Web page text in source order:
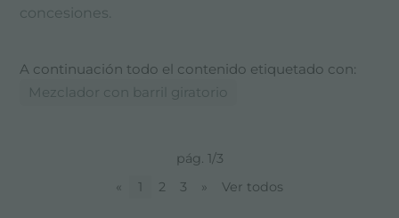
concesiones.
A continuación todo el contenido etiquetado con:
Mezclador con barril giratorio
pág. 1/3
«
1 2 3 » Ver todos